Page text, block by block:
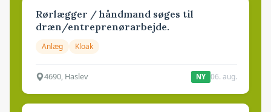
Rørlægger / håndmand søges til
dræn/entreprenørarbejde.
Anlæg Kloak
4690, Haslev NY 06. aug.